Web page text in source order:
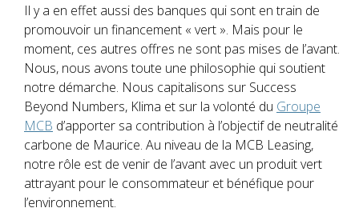
Il y a en effet aussi des banques qui sont en train de
promouvoir un financement « vert ». Mais pour le
moment, ces autres offres ne sont pas mises de l’avant.
Nous, nous avons toute une philosophie qui soutient
notre démarche. Nous capitalisons sur Success
Beyond Numbers, Klima et sur la volonté du Groupe
MCB d’apporter sa contribution à l’objectif de neutralité
carbone de Maurice. Au niveau de la MCB Leasing,
notre rôle est de venir de l’avant avec un produit vert
attrayant pour le consommateur et bénéfique pour
l’environnement.